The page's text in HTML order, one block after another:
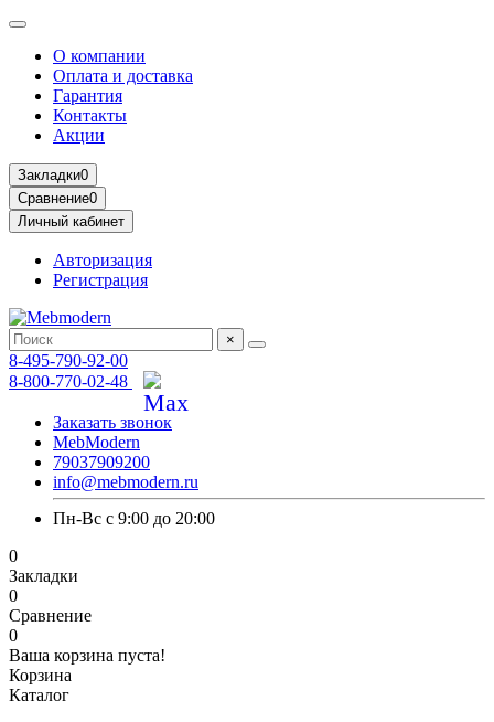
О компании
Оплата и доставка
Гарантия
Контакты
Акции
Закладки0
Сравнение0
Личный кабинет
Авторизация
Регистрация
×
8-495-790-92-00
8-800-770-02-48
Заказать звонок
MebModern
79037909200
info@mebmodern.ru
Пн-Вс с 9:00 до 20:00
0
Закладки
0
Сравнение
0
Ваша корзина пуста!
Корзина
Каталог